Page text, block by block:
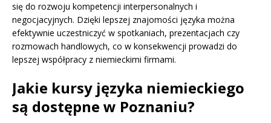
się do rozwoju kompetencji interpersonalnych i
negocjacyjnych. Dzięki lepszej znajomości języka można
efektywnie uczestniczyć w spotkaniach, prezentacjach czy
rozmowach handlowych, co w konsekwencji prowadzi do
lepszej współpracy z niemieckimi firmami.
Jakie kursy języka niemieckiego
są dostępne w Poznaniu?